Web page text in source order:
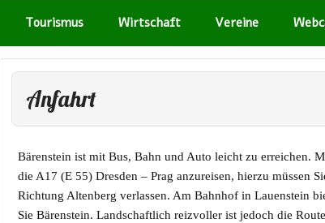
Tourismus Wirtschaft Vereine
Anfahrt
Bärenstein ist mit Bus, Bahn und Auto leicht zu erreichen.
die A17 (E 55) Dresden – Prag anzureisen, hierzu müssen
Richtung Altenberg verlassen. Am Bahnhof in Lauenstein
Sie Bärenstein. Landschaftlich reizvoller ist jedoch die